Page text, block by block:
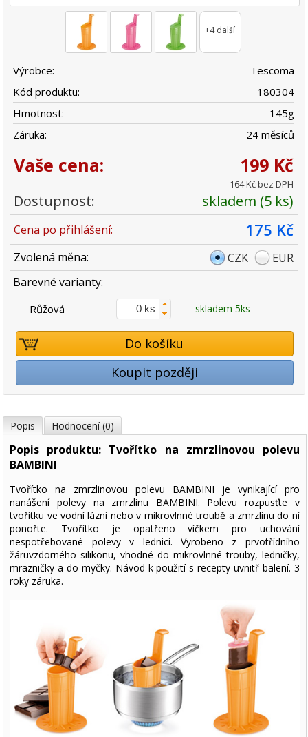
+4 další
Výrobce:
Tescoma
Kód produktu:
180304
Hmotnost:
145g
Záruka:
24 měsíců
Vaše cena: 199 Kč
164 Kč bez DPH
Dostupnost: skladem (5 ks)
Cena po přihlášení: 175 Kč
Zvolená měna: CZK
EUR
Barevné varianty:
Růžová skladem 5ks
Do košíku
Koupit později
Popis Hodnocení (0)
Popis produktu: Tvořítko na zmrzlinovou polevu
BAMBINI
Tvořítko na zmrzlinovou polevu BAMBINI je vynikající pro
nanášení polevy na zmrzlinu BAMBINI. Polevu rozpusťte v
tvořítku ve vodní lázni nebo v mikrovlnné troubě a zmrzlinu do ní
ponořte. Tvořítko je opatřeno víčkem pro uchování
nespotřebované polevy v lednici. Vyrobeno z prvotřídního
žáruvzdorného silikonu, vhodné do mikrovlnné trouby, ledničky,
mrazničky a do myčky. Návod k použití s recepty uvnitř balení. 3
roky záruka.